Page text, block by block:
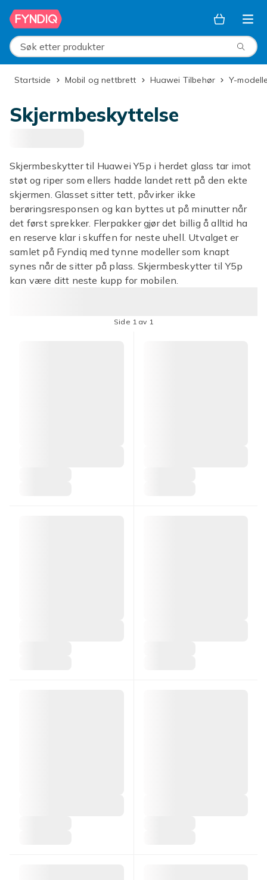
Hopp til hovedinnhold
Søk etter produkter
Startside Mobil og nettbrett Huawei Tilbehør Y-
Skjermbeskyttelse
Skjermbeskytter til Huawei Y5p i herdet glass tar imot
støt og riper som ellers hadde landet rett på den ekte
skjermen. Glasset sitter tett, påvirker ikke
berøringsresponsen og kan byttes ut på minutter når
det først sprekker. Flerpakker gjør det billig å alltid ha
en reserve klar i skuffen for neste uhell. Utvalget er
samlet på Fyndiq med tynne modeller som knapt
synes når de sitter på plass. Skjermbeskytter til Y5p
kan være ditt neste kupp for mobilen.
Side 1 av 1